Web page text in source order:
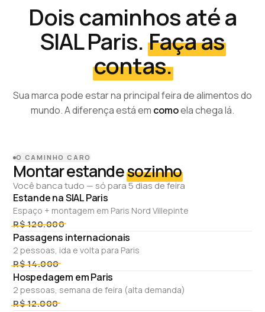
Dois caminhos até a
SIAL Paris. Faça as
contas.
Sua marca pode estar na principal feira de alimentos do
mundo. A diferença está em comoela chega lá.
O CAMINHO CARO
Montar estandesozinho
Você banca tudo — só para 5 dias de feira
Estande na SIAL Paris
Espaço + montagem em Paris Nord Villepinte
R$ 120.000
Passagens internacionais
2 pessoas, ida e volta para Paris
R$ 14.000
Hospedagem em Paris
2 pessoas, semana de feira (alta demanda)
R$ 12.000